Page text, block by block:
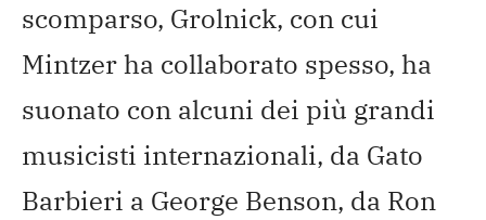
scomparso, Grolnick, con cui
Mintzer ha collaborato spesso, ha
suonato con alcuni dei più grandi
musicisti internazionali, da Gato
Barbieri a George Benson, da Ron